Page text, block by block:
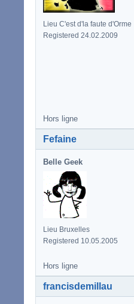
Lieu C'est d'la faute d'Orme
Registered 24.02.2009
Hors ligne
Fefaine
Belle Geek
Lieu Bruxelles
Registered 10.05.2005
Hors ligne
francisdemillau